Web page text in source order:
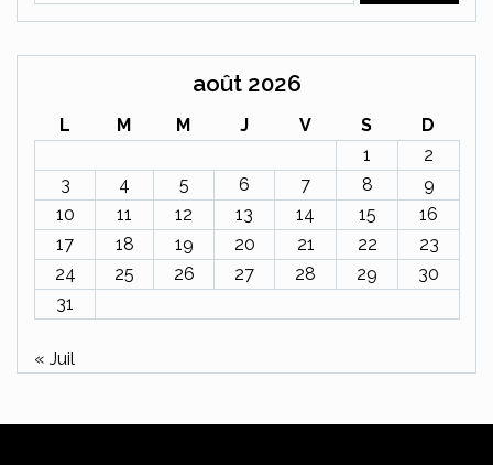
août 2026
L M M J V S
D
1
2
3
4 5 6 7 8
9
10
11 12 13 14 15
16
17
18 19 20 21 22
23
24
25 26 27 28 29
30
31
« Juil